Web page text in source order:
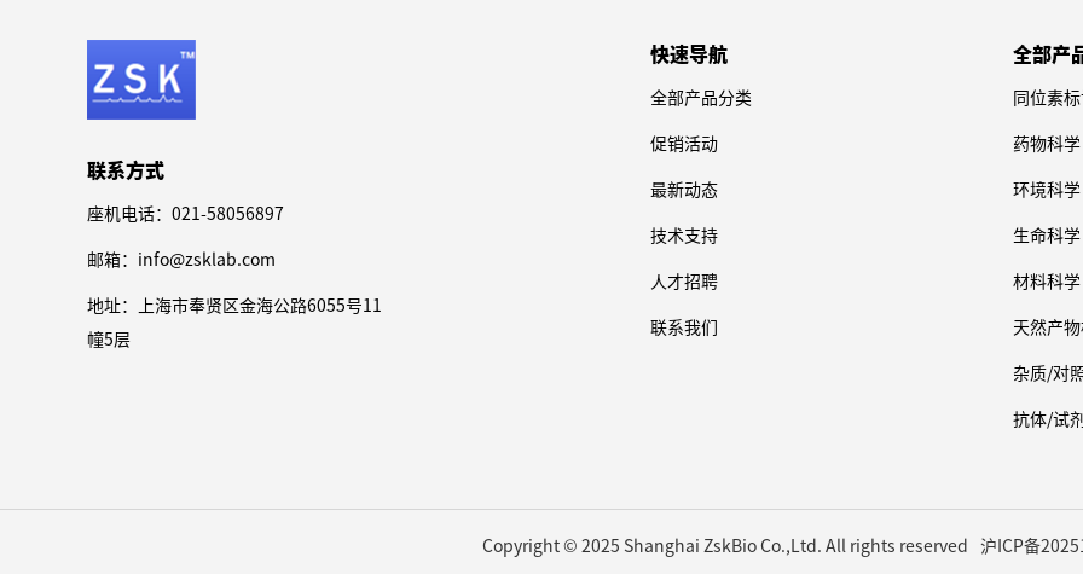
联系方式
座机电话：021-58056897
邮箱：info@zsklab.com
地址：上海市奉贤区金海公路6055号11
幢5层
快速导航
全部产品分类
促销活动
最新动态
技术支持
人才招聘
联系我们
全部产
同位素
药物科学
环境科学
生命科学
材料科学
天然产
杂质/对
抗体/试
Copyright © 2025 Shanghai ZskBio Co.,Ltd. All rights reserved 沪ICP备